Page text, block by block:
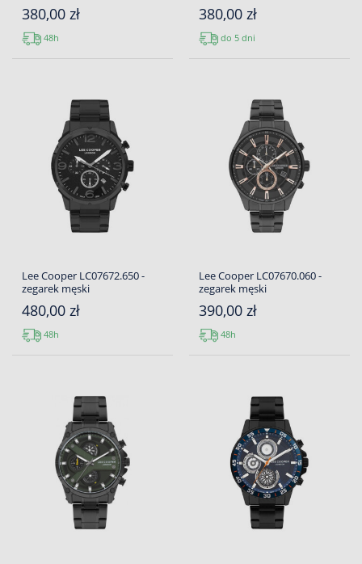
380,00 zł
48h
380,00 zł
do 5 dni
Lee Cooper LC07672.650 -
zegarek męski
480,00 zł
48h
Lee Cooper LC07670.060 -
zegarek męski
390,00 zł
48h